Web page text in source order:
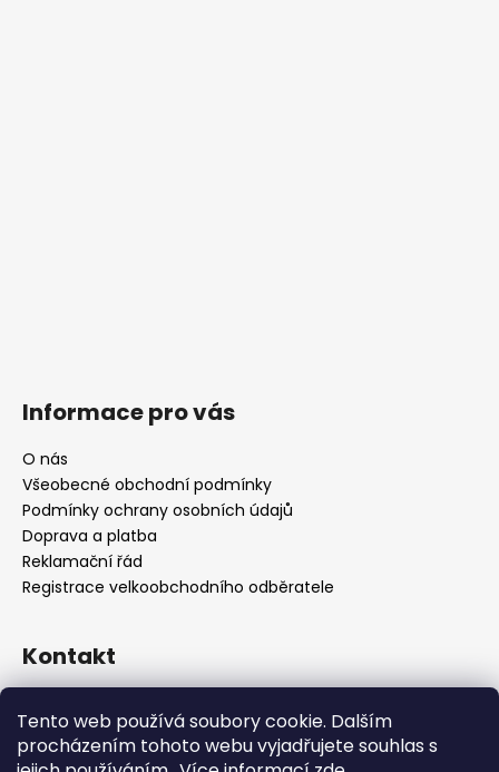
Tento web používá soubory cookie. Dalším
procházením tohoto webu vyjadřujete souhlas s
Informace pro vás
O nás
Všeobecné obchodní podmínky
Podmínky ochrany osobních údajů
Doprava a platba
Reklamační řád
Registrace velkoobchodního odběratele
Kontakt
+420222744000